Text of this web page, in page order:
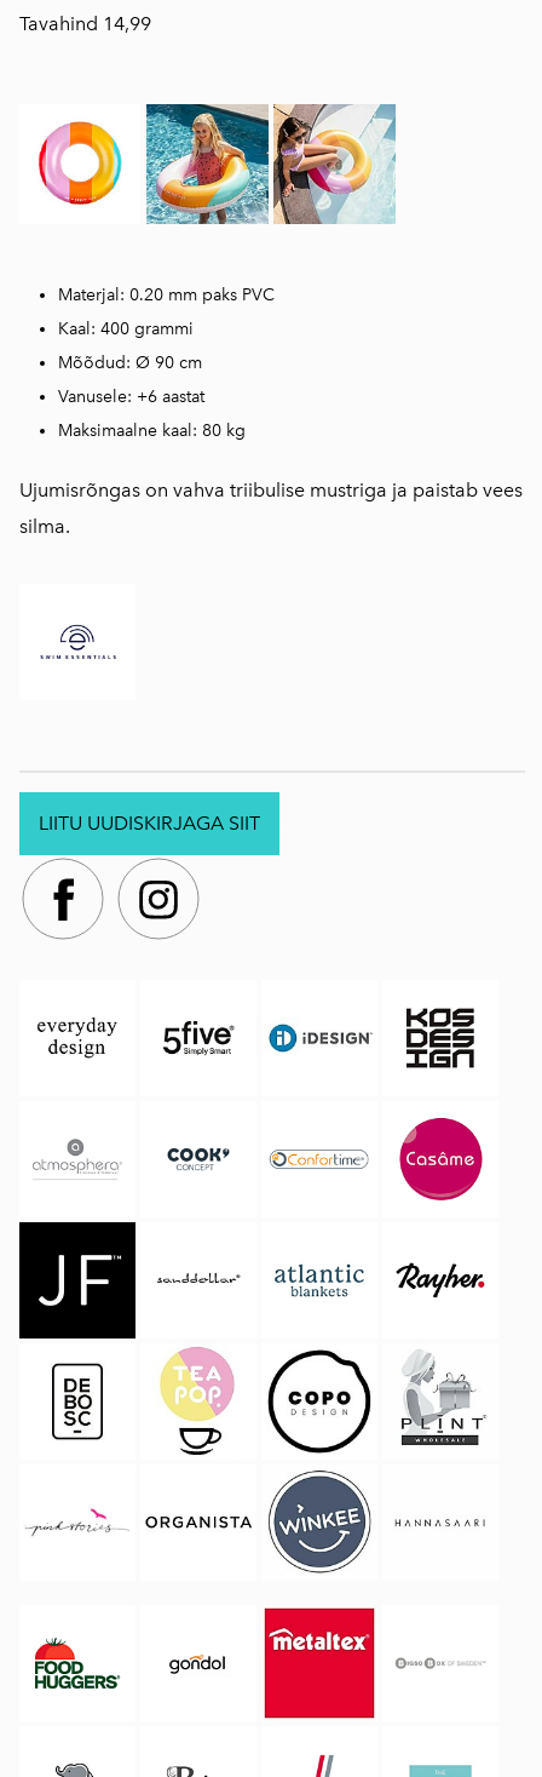
Materjal: 0.20 mm paks PVC
Kaal: 400 grammi
Mõõdud: Ø 90 cm
Vanusele: +6 aastat
Maksimaalne kaal: 80 kg
Ujumisrõngas on vahva triibulise mustriga ja paistab vees
silma.
Tavahind 14,99
LIITU UUDISKIRJAGA SIIT